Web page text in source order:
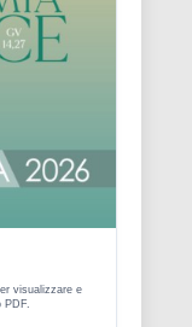
visualizzare e
PDF.